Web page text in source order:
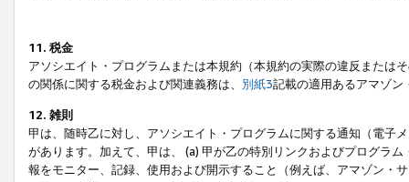
11. 税金
アソシエイト・プログラムまたは本規約（本規約の実際の違反または
の関係に関する税金および関連義務は、 別紙3記載の適用あるアマゾン
12. 雑則
甲は、随時乙に対し、アソシエイト・プログラムに関する通知（電子
があります。加えて、甲は、 (a) 甲が乙の特別リンクおよびプログラ
報をモニター、記録、使用および開示すること（例えば、アマゾン・